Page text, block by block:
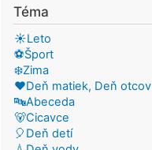
Téma
☀️Leto
⚽Šport
❄️Zima
❤️Deň matiek, Deň otcov
🔤Abeceda
🐻Cicavce
🎈Deň detí